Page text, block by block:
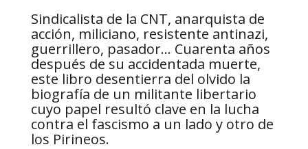
Sindicalista de la CNT, anarquista de
acción, miliciano, resistente antinazi,
guerrillero, pasador… Cuarenta años
después de su accidentada muerte,
este libro desentierra del olvido la
biografía de un militante libertario
cuyo papel resultó clave en la lucha
contra el fascismo a un lado y otro de
los Pirineos.